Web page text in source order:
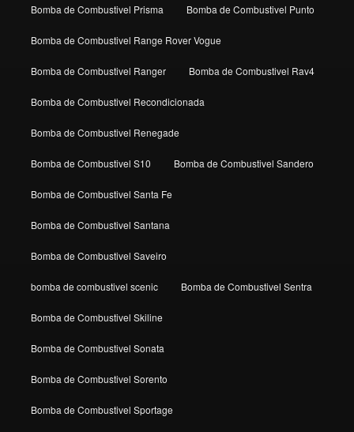
Bomba de Combustivel Prisma Bomba de Combustivel Punto
Bomba de Combustivel Range Rover Vogue
Bomba de Combustivel Ranger Bomba de Combustivel Rav4
Bomba de Combustivel Recondicionada
Bomba de Combustivel Renegade
Bomba de Combustivel S10 Bomba de Combustivel Sandero
Bomba de Combustivel Santa Fe
Bomba de Combustivel Santana
Bomba de Combustivel Saveiro
bomba de combustivel scenic Bomba de Combustivel Sentra
Bomba de Combustivel Skiline
Bomba de Combustivel Sonata
Bomba de Combustivel Sorento
Bomba de Combustivel Sportage